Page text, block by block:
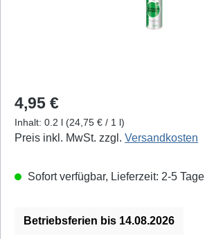
Regulärer Preis:
4,95 €
Inhalt: 0.2 l (24,75 € / 1 l)
Preis inkl. MwSt. zzgl. Versandkosten
Sofort verfügbar, Lieferzeit: 2-5 Tage
Betriebsferien bis 14.08.2026